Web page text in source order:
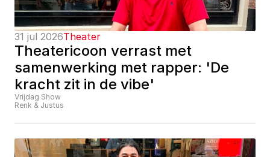
31 jul 2026Theater
Theatericoon verrast met
samenwerking met rapper: 'De
kracht zit in de vibe'
Vrijdag Show
Renk & Justus